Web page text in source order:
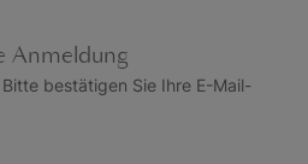
Anmeldung
bestätigen Sie Ihre E-Mail-